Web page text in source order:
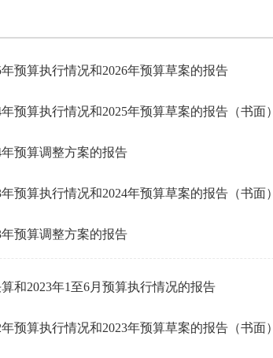
预算执行情况和2026年预算草案的报告
预算执行情况和2025年预算草案的报告（书面）
预算调整方案的报告
预算执行情况和2024年预算草案的报告（书面）
预算调整方案的报告
和2023年1至6月预算执行情况的报告
预算执行情况和2023年预算草案的报告（书面）